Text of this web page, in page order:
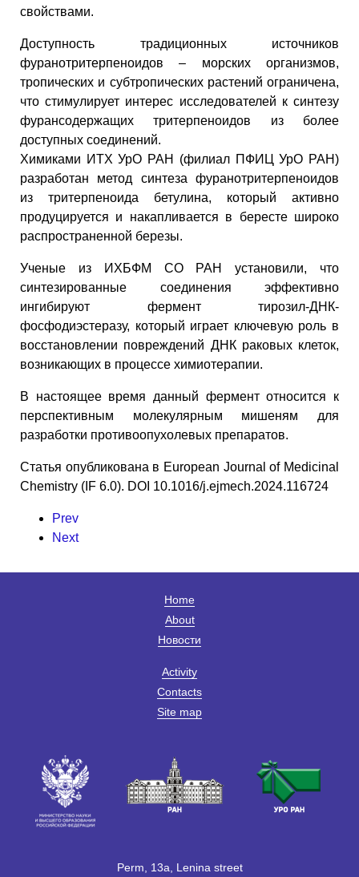
свойствами.
Доступность традиционных источников
фуранотритерпеноидов – морских организмов,
тропических и субтропических растений ограничена,
что стимулирует интерес исследователей к синтезу
фурансодержащих тритерпеноидов из более
доступных соединений.
Химиками ИТХ УрО РАН (филиал ПФИЦ УрО РАН)
разработан метод синтеза фуранотритерпеноидов
из тритерпеноида бетулина, который активно
продуцируется и накапливается в бересте широко
распространенной березы.
Ученые из ИХБФМ СО РАН установили, что
синтезированные соединения эффективно
ингибируют фермент тирозил-ДНК-
фосфодиэстеразу, который играет ключевую роль в
восстановлении повреждений ДНК раковых клеток,
возникающих в процессе химиотерапии.
В настоящее время данный фермент относится к
перспективным молекулярным мишеням для
разработки противоопухолевых препаратов.
Статья опубликована в European Journal of Medicinal
Chemistry (IF 6.0). DOI 10.1016/j.ejmech.2024.116724
Prev
Next
Home
About
Новости
Activity
Contacts
Site map
Perm, 13a, Lenina street